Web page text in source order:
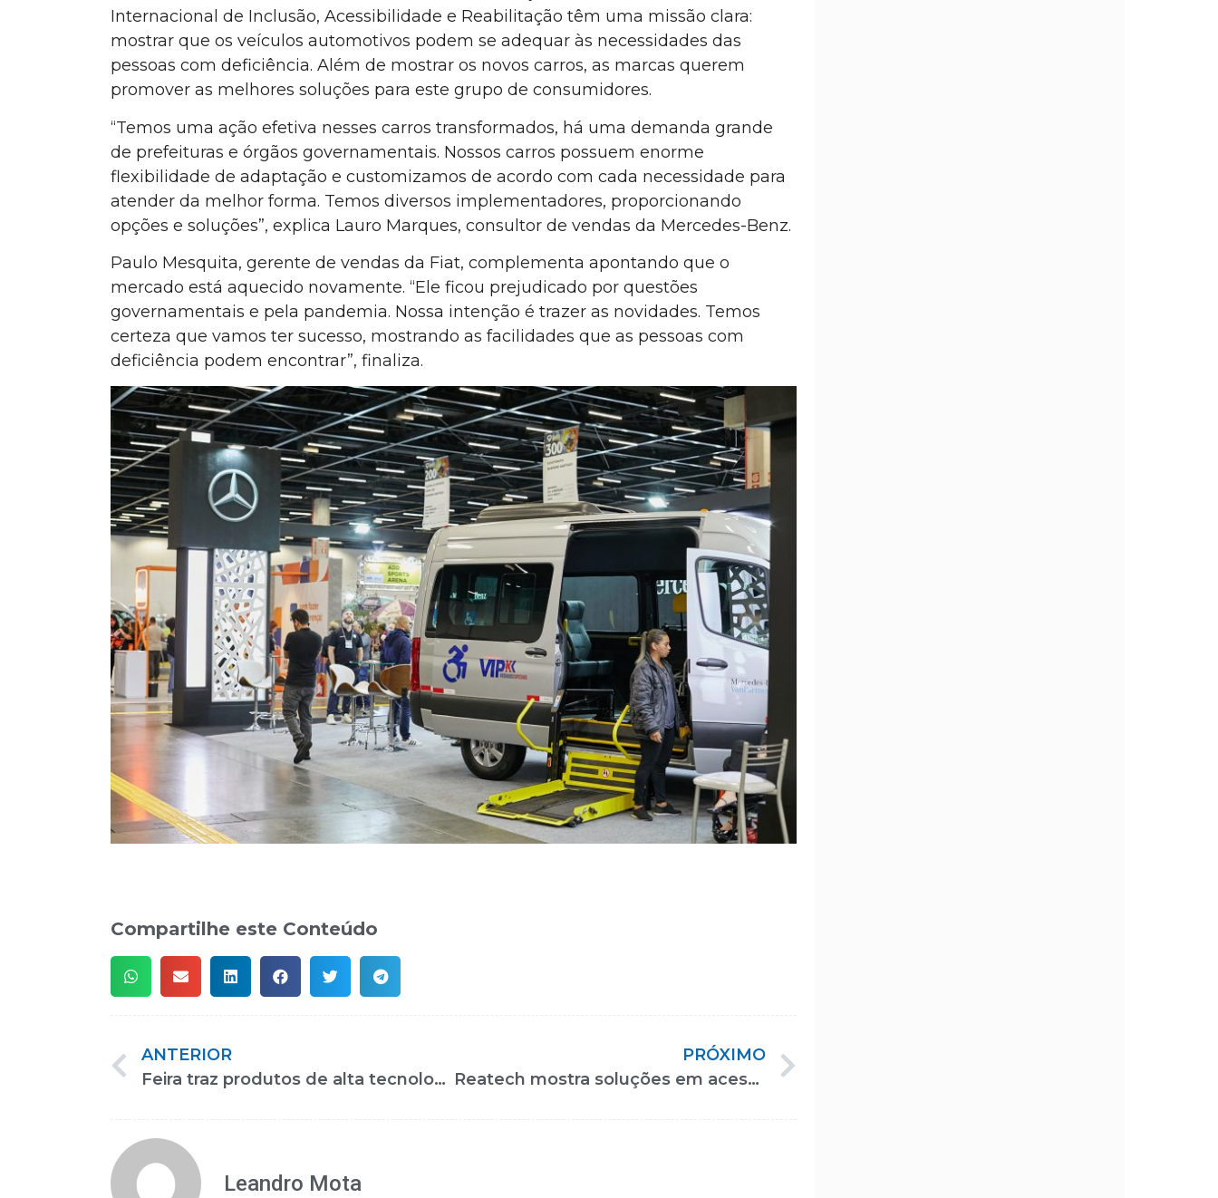
Internacional de Inclusão, Acessibilidade e Reabilitação têm uma missão clara:
mostrar que os veículos automotivos podem se adequar às necessidades das
pessoas com deficiência. Além de mostrar os novos carros, as marcas querem
promover as melhores soluções para este grupo de consumidores.
“Temos uma ação efetiva nesses carros transformados, há uma demanda grande
de prefeituras e órgãos governamentais. Nossos carros possuem enorme
flexibilidade de adaptação e customizamos de acordo com cada necessidade para
atender da melhor forma. Temos diversos implementadores, proporcionando
opções e soluções”, explica Lauro Marques, consultor de vendas da Mercedes-Benz.
Paulo Mesquita, gerente de vendas da Fiat, complementa apontando que o
mercado está aquecido novamente. “Ele ficou prejudicado por questões
governamentais e pela pandemia. Nossa intenção é trazer as novidades. Temos
certeza que vamos ter sucesso, mostrando as facilidades que as pessoas com
deficiência podem encontrar”, finaliza.
Compartilhe este Conteúdo
ANTERIOR
Feira traz produtos de alta tecnologia para pessoas com deficiências
PRÓXIMO
Reatech mostra soluções em acessibilidade, reabilitação e comunicação
Leandro Mota